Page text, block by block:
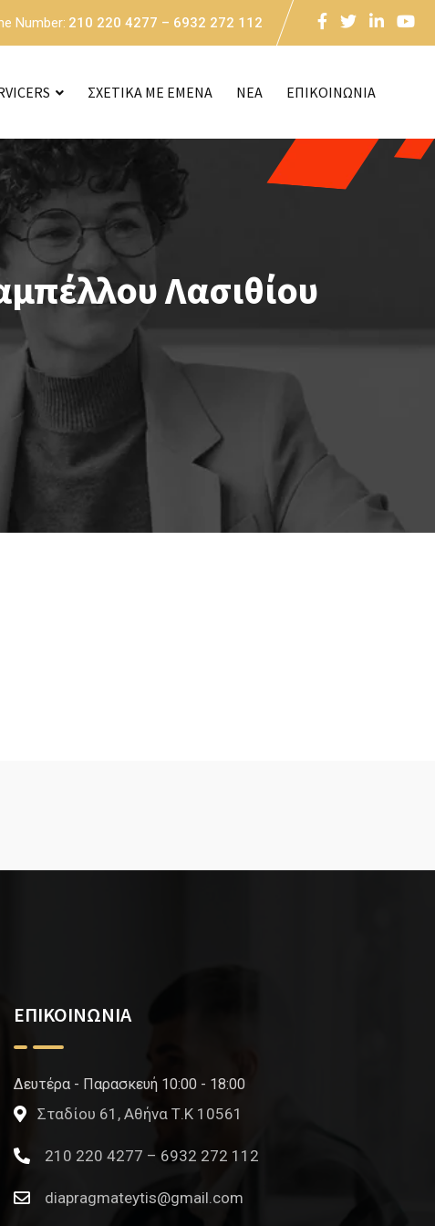
Number: 210 220 4277 – 6932 272 112
ΣΧΕΤΙΚΑ ΜΕ ΕΜΕΝΑ NEA ΕΠΙΚΟΙΝΩΝΙΑ
Λασιθίου
ΕΠΙΚΟΙΝΩΝΙΑ
Δευτέρα - Παρασκευή 10:00 - 18:00
Σταδίου 61, Αθήνα Τ.Κ 10561
210 220 4277 – 6932 272 112
diapragmateytis@gmail.com